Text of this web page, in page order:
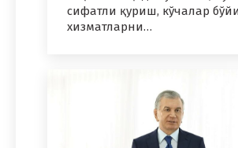
сифатли қуриш, кўчалар
хизматларни…